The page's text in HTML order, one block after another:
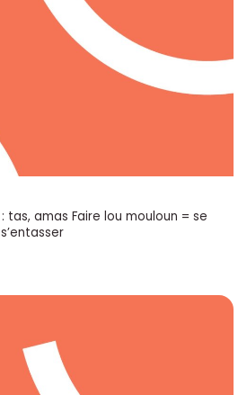
tas, amas Faire lou mouloun = se